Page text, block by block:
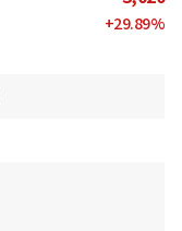
+29.89%